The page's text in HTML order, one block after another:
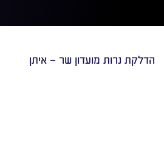
הדלקת נרות מועדון שר – איתן